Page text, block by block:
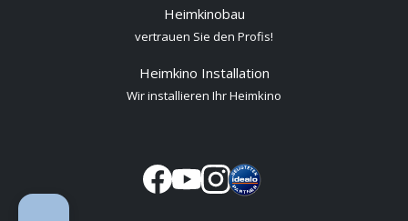
Heimkinobau
vertrauen Sie den Profis!
Heimkino Installation
Wir installieren Ihr Heimkino